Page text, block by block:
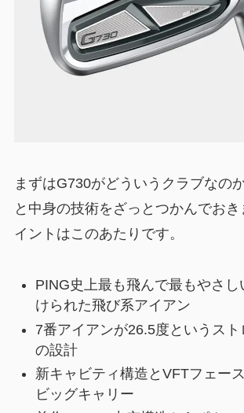
まずはG730がどういうクラブなの
と中身の技術をざっとつかんでお
イントはこのあたりです。
PING史上最も飛んで最もやさし
けられた飛び系アイアン
7番アイアンが26.5度というスト
の設計
新キャビティ構造とVFTフェー
ビッグキャリー